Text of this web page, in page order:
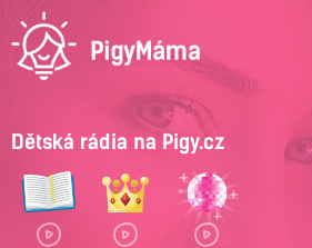
Dětská rádia na Pigy.cz